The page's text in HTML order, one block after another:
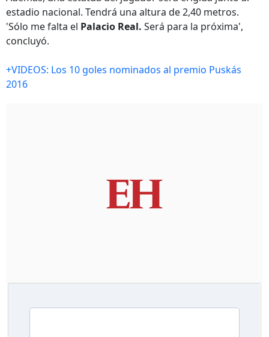
estadio nacional. Tendrá una altura de 2,40 metros.
'Sólo me falta el Palacio Real. Será para la próxima',
concluyó.
+VIDEOS: Los 10 goles nominados al premio Puskás
2016